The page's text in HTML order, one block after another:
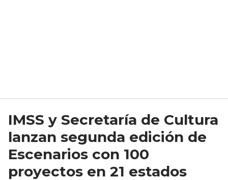
IMSS y Secretaría de Cultura
lanzan segunda edición de
Escenarios con 100
proyectos en 21 estados